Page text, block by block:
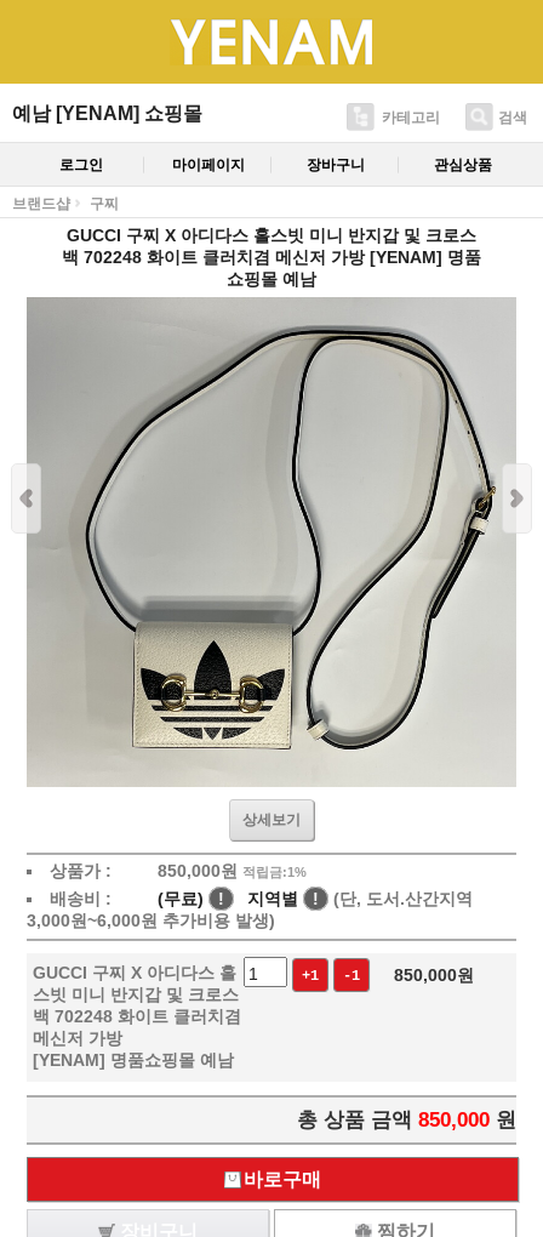
예남 [YENAM] 쇼핑몰 카테고리 검색
로그인 마이페이지 장바구니 관심상품
브랜드샵 구찌
GUCCI 구찌 X 아디다스 홀스빗 미니 반지갑 및 크로스
백 702248 화이트 클러치겸 메신저 가방 [YENAM] 명품
쇼핑몰 예남
상세보기
상품가 : 850,000원 적립금:1%
배송비 : (무료) ! 지역별 !
(단, 도서.산간지역
3,000원~6,000원 추가비용 발생)
GUCCI 구찌 X 아디다스 홀
스빗 미니 반지갑 및 크로스
백 702248 화이트 클러치겸
메신저 가방
[YENAM] 명품쇼핑몰 예남
+1 -1 850,000원
총 상품 금액 850,000 원
바로구매
찜하기